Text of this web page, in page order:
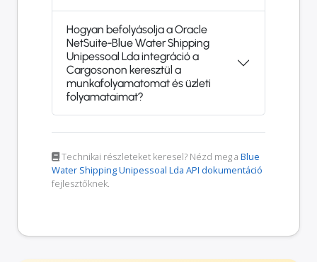
Hogyan befolyásolja a Oracle
NetSuite-Blue Water Shipping
Unipessoal Lda integráció a
Cargosonon keresztül a
munkafolyamatomat és üzleti
folyamataimat?
Technikai részleteket keresel? Nézd meg a Blue
Water Shipping Unipessoal Lda API dokumentáció
fejlesztőknek.